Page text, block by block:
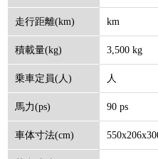
走行距離(km) km
積載量(kg) 3,500 kg
乗車定員(人) 人
馬力(ps) 90 ps
車体寸法(cm)